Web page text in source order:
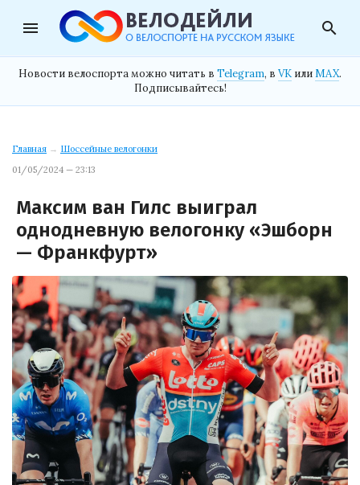
menu search
Новости велоспорта можно читать в Telegram, в VK илиMAX.
Подписывайтесь!
Главная → Шоссейные велогонки
01/05/2024 — 23:13
Максим ван Гилс выиграл
однодневную велогонку «Эшборн
— Франкфурт»